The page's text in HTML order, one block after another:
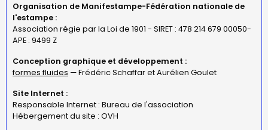
Organisation de Manifestampe-Fédération nationale de
l'estampe :
Association régie par la Loi de 1901 - SIRET : 478 214 679 00050-
APE : 9499 Z
Conception graphique et développement :
formes fluides — Frédéric Schaffar et Aurélien Goulet
Site Internet :
Responsable Internet : Bureau de l'association
Hébergement du site : OVH